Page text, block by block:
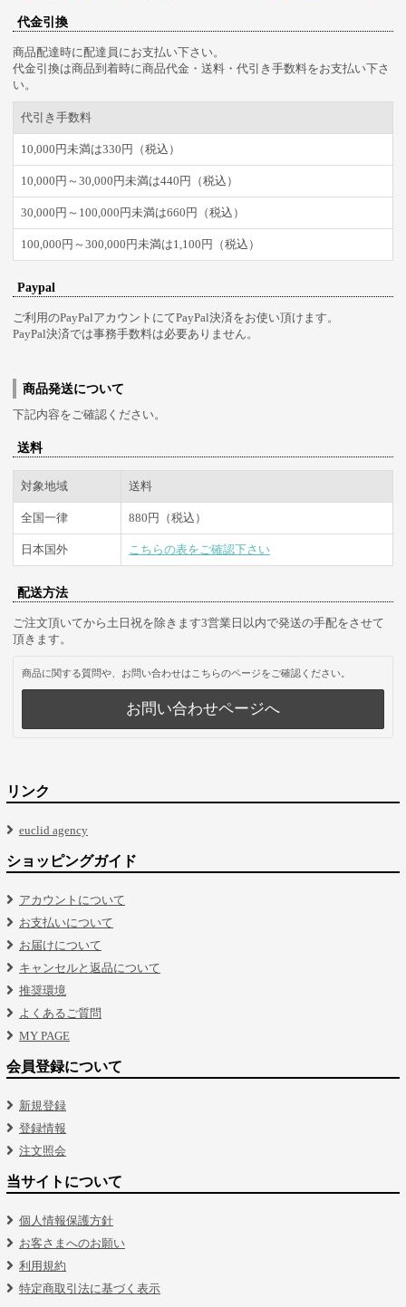
代金引換
商品配達時に配達員にお支払い下さい。
代金引換は商品到着時に商品代金・送料・代引き手数料をお支払い下さ
い。
代引き手数料
10,000円未満は330円（税込）
10,000円～30,000円未満は440円（税込）
30,000円～100,000円未満は660円（税込）
100,000円～300,000円未満は1,100円（税込）
Paypal
ご利用のPayPalアカウントにてPayPal決済をお使い頂けます。
PayPal決済では事務手数料は必要ありません。
商品発送について
下記内容をご確認ください。
送料
対象地域 送料
全国一律 880円（税込）
日本国外 こちらの表をご確認下さい
配送方法
ご注文頂いてから土日祝を除きます3営業日以内で発送の手配をさせて
頂きます。
商品に関する質問や、お問い合わせはこちらのページをご確認ください。
お問い合わせページへ
リンク
euclid agency
ショッピングガイド
アカウントについて
お支払いについて
お届けについて
キャンセルと返品について
推奨環境
よくあるご質問
MY PAGE
会員登録について
新規登録
登録情報
注文照会
当サイトについて
個人情報保護方針
お客さまへのお願い
利用規約
特定商取引法に基づく表示